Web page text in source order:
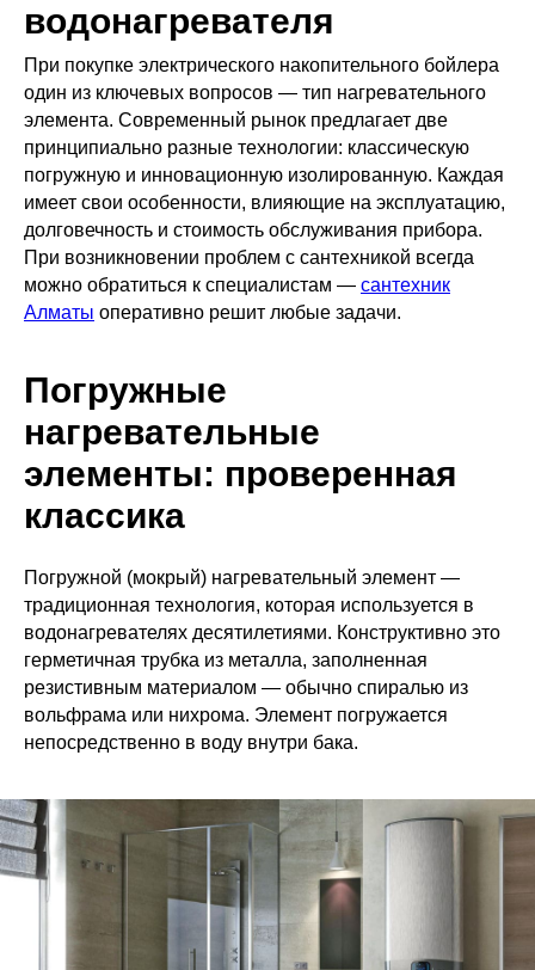
водонагревателя
При покупке электрического накопительного бойлера
один из ключевых вопросов — тип нагревательного
элемента. Современный рынок предлагает две
принципиально разные технологии: классическую
погружную и инновационную изолированную. Каждая
имеет свои особенности, влияющие на эксплуатацию,
долговечность и стоимость обслуживания прибора.
При возникновении проблем с сантехникой всегда
можно обратиться к специалистам — сантехник
Алматы оперативно решит любые задачи.
Погружные
нагревательные
элементы: проверенная
классика
Погружной (мокрый) нагревательный элемент —
традиционная технология, которая используется в
водонагревателях десятилетиями. Конструктивно это
герметичная трубка из металла, заполненная
резистивным материалом — обычно спиралью из
вольфрама или нихрома. Элемент погружается
непосредственно в воду внутри бака.